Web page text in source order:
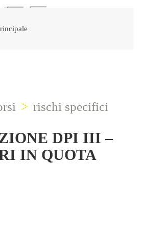
rischi specifici
DPI III –
IN QUOTA